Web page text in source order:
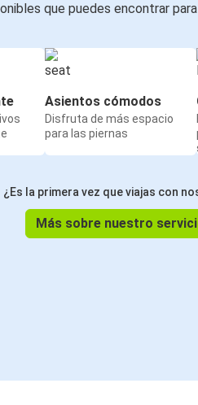
que puedes encontrar
Asientos cómodos
Disfruta de más espacio
para las piernas
¿Es la primera vez que viajas con
Más sobre nuestro